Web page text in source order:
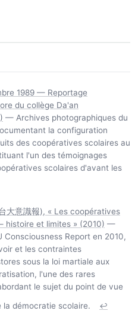
1989 — Reportage
du collège Da'an
— Archives photographiques du
la configuration
des coopératives scolaires au
l'un des témoignages
scolaires d'avant les
大意識報), « Les coopératives
histoire et limites » (2010) —
Consciousness Report en 2010,
et les contraintes
sous la loi martiale aux
l'une des rares
le sujet du point de vue
démocratie scolaire.
↩